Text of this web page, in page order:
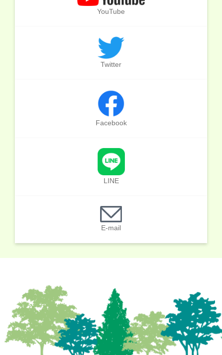
YouTube
Twitter
Facebook
LINE
E-mail